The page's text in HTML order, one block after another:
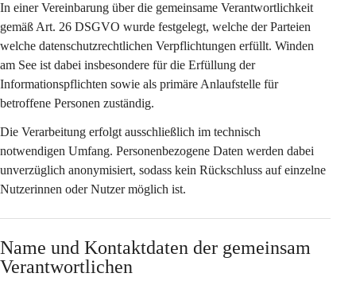
In einer Vereinbarung über die gemeinsame Verantwortlichkeit
gemäß Art. 26 DSGVO wurde festgelegt, welche der Parteien
welche datenschutzrechtlichen Verpflichtungen erfüllt. Winden
am See ist dabei insbesondere für die Erfüllung der
Informationspflichten sowie als primäre Anlaufstelle für
betroffene Personen zuständig.
Die Verarbeitung erfolgt ausschließlich im technisch
notwendigen Umfang. Personenbezogene Daten werden dabei
unverzüglich anonymisiert, sodass kein Rückschluss auf einzelne
Nutzerinnen oder Nutzer möglich ist.
Name und Kontaktdaten der gemeinsam
Verantwortlichen